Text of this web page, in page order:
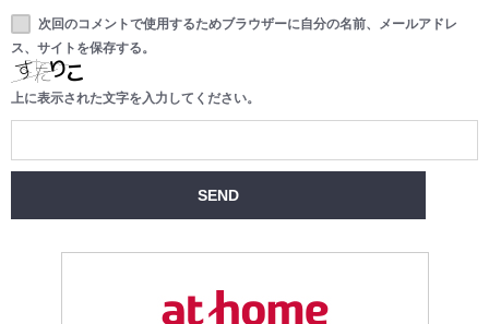
次回のコメントで使用するためブラウザーに自分の名前、メールアドレ
ス、サイトを保存する。
上に表示された文字を入力してください。